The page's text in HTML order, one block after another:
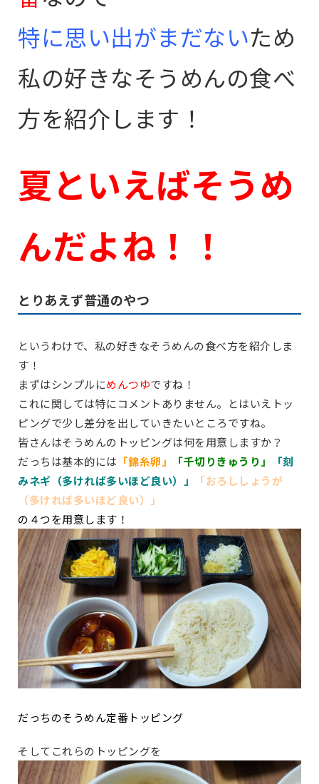
特に思い出がまだないため
私の好きなそうめんの食べ
方を紹介します！
夏といえばそうめ
んだよね！！
とりあえず普通のやつ
というわけで、私の好きなそうめんの食べ方を紹介しま
す！
まずはシンプルにめんつゆですね！
これに関しては特にコメントありません。とはいえトッ
ピングで少し差分を出していきたいところですね。
皆さんはそうめんのトッピングは何を用意しますか？
だっちは基本的には 「錦糸卵」 「千切りきゅうり」
「刻
みネギ（多ければ多いほど良い）」
「おろししょうが
（多ければ多いほど良い）」
の４つを用意します！
だっちのそうめん定番トッピング
そしてこれらのトッピングを